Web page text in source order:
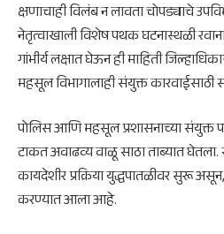
क्षणाचाही विलंब न लावता चोपड्याचे
नेतृत्वाखाली विशेष पथक घटनास्थळी
गांभीर्य लक्षात घेऊन ही माहिती
महसूल विभागालाही संयुक्त
पोलिस आणि महसूल प्रशासनाच्या संयुक्त
टाकत अवाढव्य वाळू साठा ताब्यात घेतला.
कायदेशीर प्रक्रिया युद्धपातळीवर सुरू
करण्यात आला आहे.